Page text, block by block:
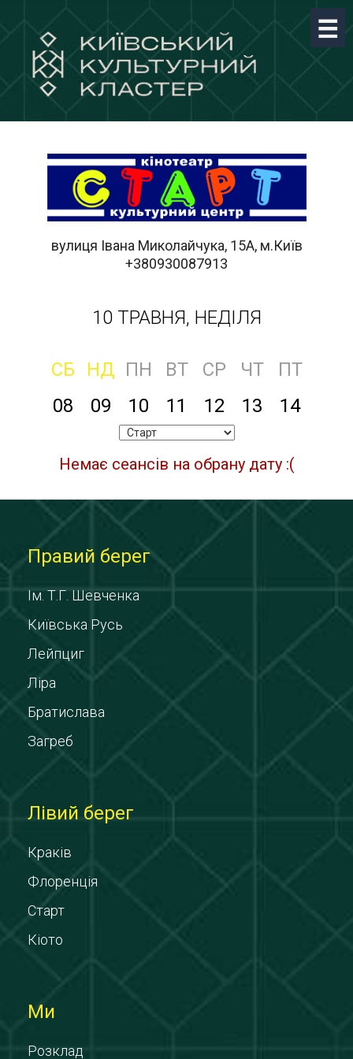
вулиця Івана Миколайчука, 15А, м.Київ
+380930087913
10 ТРАВНЯ, НЕДІЛЯ
СБ НД ПН ВТ СР ЧТ
ПТ
08
09 10 11 12 13 14
Немає сеансів на обрану дату :(
Правий берег
Ім. Т.Г. Шевченка
Київська Русь
Лейпциг
Ліра
Братислава
Загреб
Лівий берег
Краків
Флоренція
Старт
Кіото
Ми
Розклад